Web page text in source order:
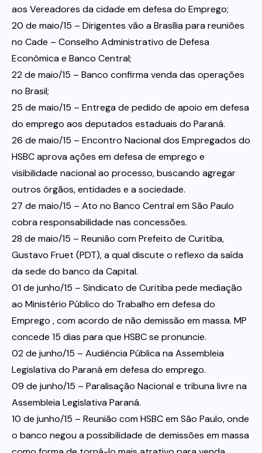
aos Vereadores da cidade em defesa do Emprego;
20 de maio/15 – Dirigentes vão a Brasília para reuniões
no Cade – Conselho Administrativo de Defesa
Econômica e Banco Central;
22 de maio/15 – Banco confirma venda das operações
no Brasil;
25 de maio/15 – Entrega de pedido de apoio em defesa
do emprego aos deputados estaduais do Paraná.
26 de maio/15 – Encontro Nacional dos Empregados do
HSBC aprova ações em defesa de emprego e
visibilidade nacional ao processo, buscando agregar
outros órgãos, entidades e a sociedade.
27 de maio/15 – Ato no Banco Central em São Paulo
cobra responsabilidade nas concessões.
28 de maio/15 – Reunião com Prefeito de Curitiba,
Gustavo Fruet (PDT), a qual discute o reflexo da saída
da sede do banco da Capital.
01 de junho/15 – Sindicato de Curitiba pede mediação
ao Ministério Público do Trabalho em defesa do
Emprego , com acordo de não demissão em massa. MP
concede 15 dias para que HSBC se pronuncie.
02 de junho/15 – Audiência Pública na Assembleia
Legislativa do Paraná em defesa do emprego.
09 de junho/15 – Paralisação Nacional e tribuna livre na
Assembleia Legislativa Paraná.
10 de junho/15 – Reunião com HSBC em São Paulo, onde
o banco negou a possibilidade de demissões em massa